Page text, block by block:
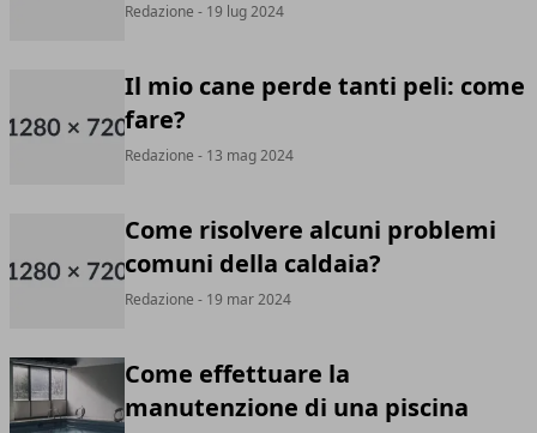
Redazione - 19 lug 2024
Il mio cane perde tanti peli: come
fare?
Redazione - 13 mag 2024
Come risolvere alcuni problemi
comuni della caldaia?
Redazione - 19 mar 2024
Come effettuare la
manutenzione di una piscina